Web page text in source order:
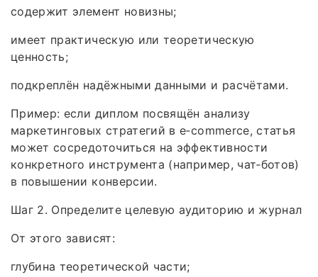
содержит элемент новизны;
имеет практическую или теоретическую
ценность;
подкреплён надёжными данными и расчётами.
Пример: если диплом посвящён анализу
маркетинговых стратегий в e‑commerce, статья
может сосредоточиться на эффективности
конкретного инструмента (например, чат‑ботов)
в повышении конверсии.
Шаг 2. Определите целевую аудиторию и журнал
От этого зависят:
глубина теоретической части;